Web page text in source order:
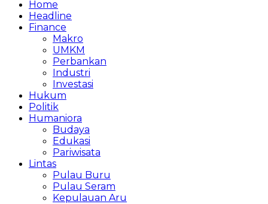
Home
Headline
Finance
Makro
UMKM
Perbankan
Industri
Investasi
Hukum
Politik
Humaniora
Budaya
Edukasi
Pariwisata
Lintas
Pulau Buru
Pulau Seram
Kepulauan Aru